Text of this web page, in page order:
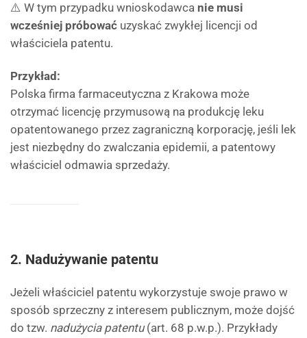
⚠️ W tym przypadku wnioskodawca nie musi
wcześniej próbować uzyskać zwykłej licencji od
właściciela patentu.
Przykład:
Polska firma farmaceutyczna z Krakowa może
otrzymać licencję przymusową na produkcję leku
opatentowanego przez zagraniczną korporację, jeśli lek
jest niezbędny do zwalczania epidemii, a patentowy
właściciel odmawia sprzedaży.
2. Nadużywanie patentu
Jeżeli właściciel patentu wykorzystuje swoje prawo w
sposób sprzeczny z interesem publicznym, może dojść
do tzw. nadużycia patentu(art. 68 p.w.p.). Przykłady